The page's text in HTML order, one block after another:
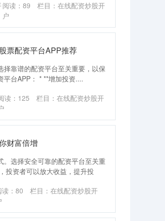
阅读： 89 栏目： 在线配资炒股开
户
票配资平台APP推荐
靠谱的配资平台至关重要，以保
台APP： * **增加投资....
读： 125 栏目：在线配资炒股开
财富倍增
选择安全可靠的配资平台至关重
投资者可以放大收益，提升投
读：80 栏目：在线配资炒股开